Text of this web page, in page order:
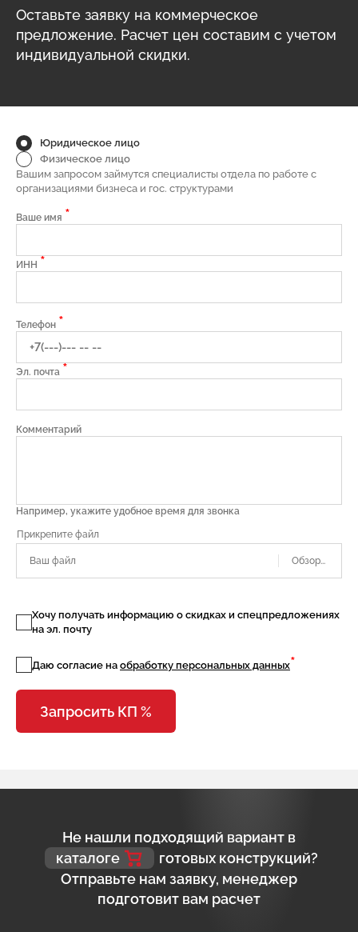
Оставьте заявку на коммерческое
предложение. Расчет цен составим с учетом
индивидуальной скидки.
Юридическое лицо
Физическое лицо
Вашим запросом займутся специалисты отдела по работе с
организациями бизнеса и гос. структурами
Ваше имя *
ИНН *
Телефон *
Эл. почта *
Комментарий
Например, укажите удобное время для звонка
Ваш файл
Хочу получать информацию о скидках и спецпредложениях
на эл. почту
Даю согласие на обработку персональных данных*
Запросить КП %
Не нашли подходящий вариант в
каталоге
готовых конструкций?
Отправьте нам заявку, менеджер
подготовит вам расчет